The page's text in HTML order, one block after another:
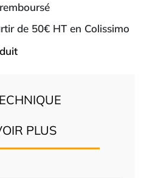
de 50€ HT en Colissimo
PLUS